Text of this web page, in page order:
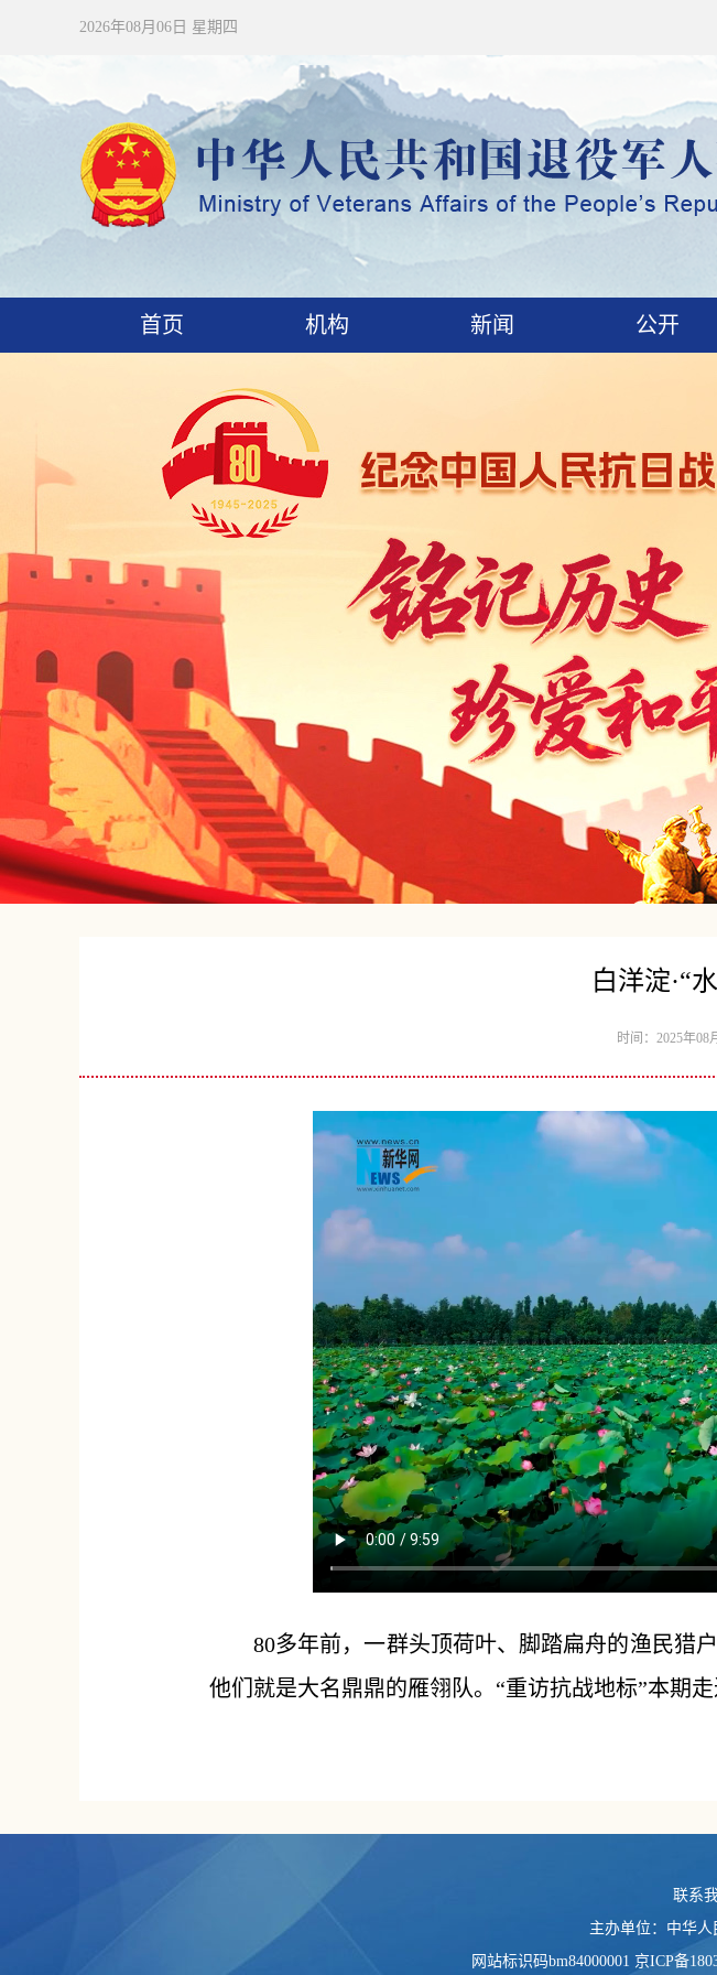
2026年08月06日 星期四
首页 机构 新闻 公开
白洋淀·“
时间：2025年08
80多年前，一群头顶荷叶、脚踏扁舟的渔民猎
他们就是大名鼎鼎的雁翎队。“重访抗战地标”本期
联系我
主办单位：中华
网站标识码bm84000001 京ICP备